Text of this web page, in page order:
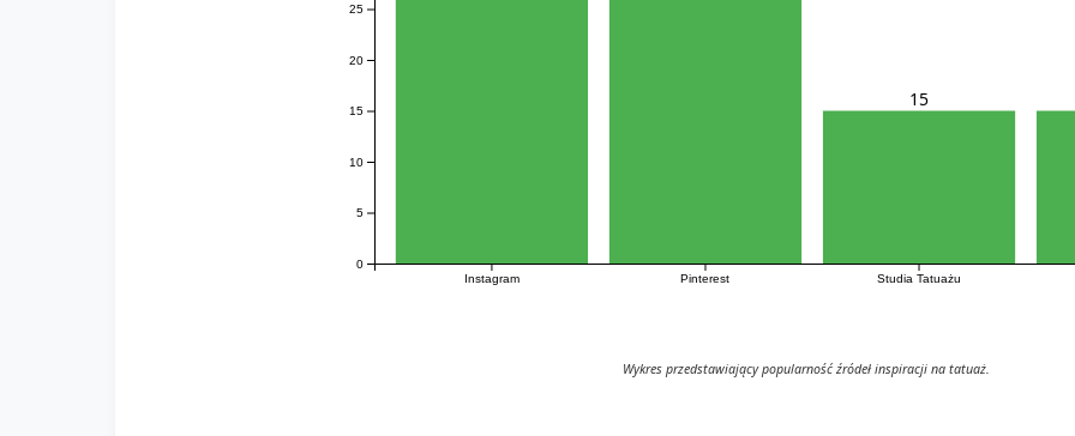
Instagram Pinterest Studia Tatuażu
0
5
10
15
20
25
15
Wykres przedstawiający popularność źródeł inspiracji na tatuaż.